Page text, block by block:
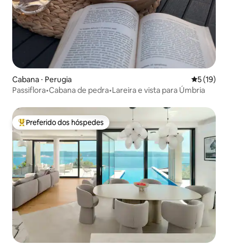
Cabana ⋅ Perugia 5 de uma
5 (19)
Passiflora•Cabana de pedra•Lareira e vista para Úmbria
Entre os melhores preferidos dos hóspedes
Preferido dos hóspedes